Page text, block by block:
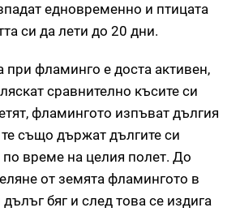
едновременно и птицата
си да лети до 20 дни.
при фламинго е доста активен,
сравнително късите си
фламингото изпъват дългия
също държат дългите си
по време на целия полет. До
от земята фламингото в
бяг и след това се издига